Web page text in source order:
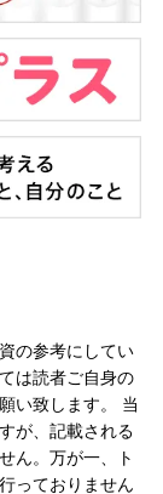
の参考にしてい
は読者ご自身の
い致します。 当
が、記載される
ん。万が一、ト
っておりません